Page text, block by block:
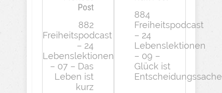
Post
882
Freiheitspodcast
– 24
Lebenslektionen
– 07 – Das
Leben ist
kurz
884
Freiheitspodcast
– 24
Lebenslektionen
– 09 –
Glück ist
Entscheidungssache